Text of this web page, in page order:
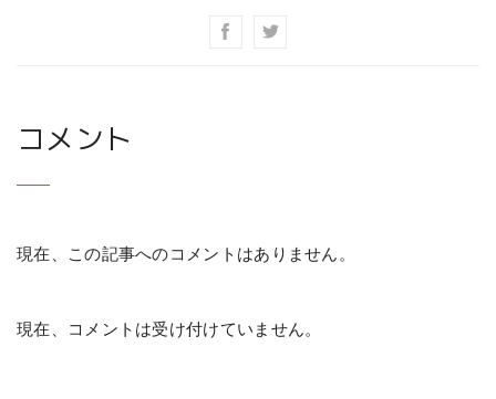
コメント
現在、この記事へのコメントはありません。
現在、コメントは受け付けていません。